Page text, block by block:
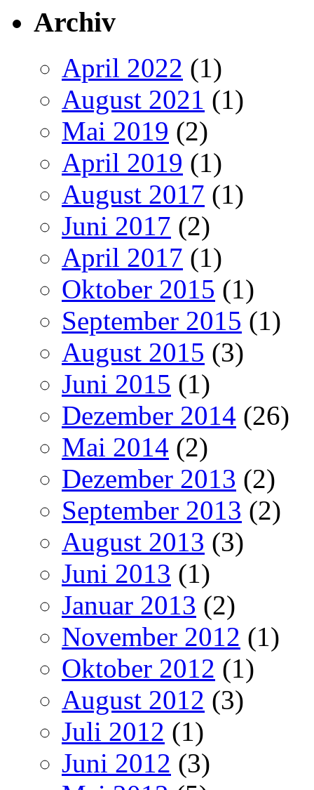
Archiv
April 2022 (1)
August 2021 (1)
Mai 2019 (2)
April 2019 (1)
August 2017 (1)
Juni 2017 (2)
April 2017 (1)
Oktober 2015 (1)
September 2015 (1)
August 2015 (3)
Juni 2015 (1)
Dezember 2014 (26)
Mai 2014 (2)
Dezember 2013 (2)
September 2013 (2)
August 2013 (3)
Juni 2013 (1)
Januar 2013 (2)
November 2012 (1)
Oktober 2012 (1)
August 2012 (3)
Juli 2012 (1)
Juni 2012 (3)